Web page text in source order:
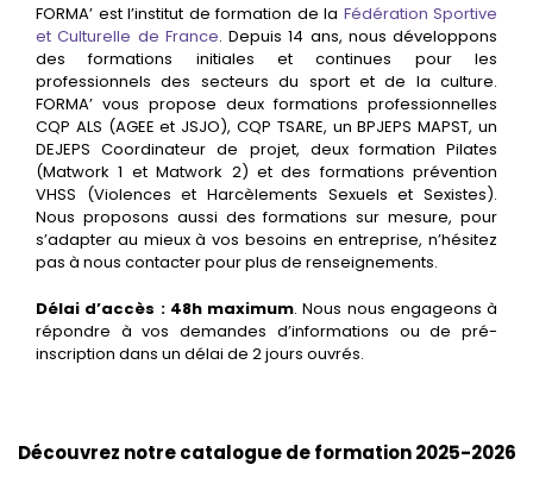
FORMA’ est l’institut de formation de la Fédération Sportive
et Culturelle de France. Depuis 14 ans, nous développons
des formations initiales et continues pour les
professionnels des secteurs du sport et de la culture.
FORMA’ vous propose deux formations professionnelles
CQP ALS (AGEE et JSJO), CQP TSARE, un BPJEPS MAPST, un
DEJEPS Coordinateur de projet, deux formation Pilates
(Matwork 1 et Matwork 2) et des formations prévention
VHSS (Violences et Harcèlements Sexuels et Sexistes).
Nous proposons aussi des formations sur mesure, pour
s’adapter au mieux à vos besoins en entreprise, n’hésitez
pas à nous contacter pour plus de renseignements.
Délai d’accès : 48h maximum. Nous nous engageons à
répondre à vos demandes d’informations ou de pré-
inscription dans un délai de 2 jours ouvrés.
Découvrez notre catalogue de formation 2025-2026